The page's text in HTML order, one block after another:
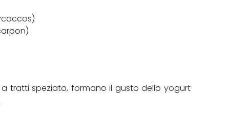
tratti speziato, formano il gusto dello yogurt